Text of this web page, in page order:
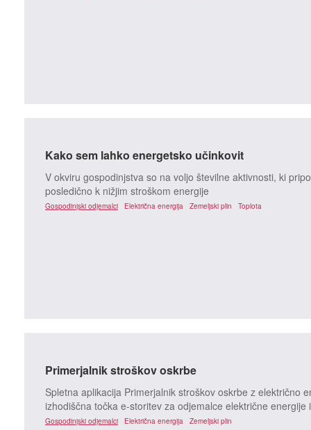
Kako sem lahko energetsko učinkovit
V okviru gospodinjstva so na voljo številne aktivnosti, ki
posledično k nižjim stroškom energije
Gospodinjski odjemalci Električna energija Zemeljski plin Toplota
Primerjalnik stroškov oskrbe
Spletna aplikacija Primerjalnik stroškov oskrbe z električno
izhodiščna točka e-storitev za odjemalce električne energije
Gospodinjski odjemalci Električna energija Zemeljski plin